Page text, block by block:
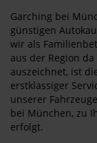
Garching bei
günstigen
wir als
aus der Region
auszeichnet, ist
erstklassiger
unserer
bei München, zu
erfolgt.